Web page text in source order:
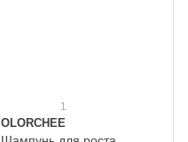
1
OLORCHEE